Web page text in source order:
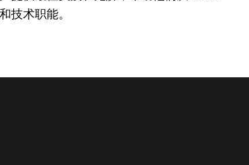
技术职能。